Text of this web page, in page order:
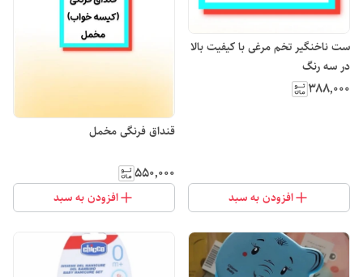
ست ناخنگیر تخم مرغی با کیفیت بالا
در سه رنگ
۳۸۸٬۰۰۰
افزودن به سبد
قنداق فرنگی مخمل
۵۵۰٬۰۰۰
افزودن به سبد